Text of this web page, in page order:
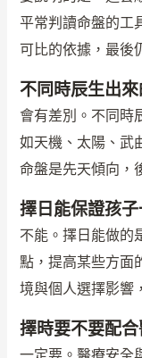
平常判讀命盤的工
可比的依據，最後
不同時辰生出
會有差別。不同時
如天機、太陽、武
命盤是先天傾向，
擇日能保證孩子
不能。擇日能做的
點，提高某些方面
境與個人選擇影響
擇時要不要配合
一定要。醫療安全